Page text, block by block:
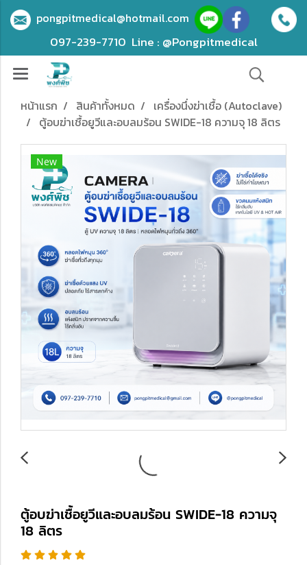
pongpitmedical@hotmail.com
097-239-7710 Line : @Pongpitmedical
หน้าแรก สินค้าทั้งหมด
เครื่องนึ่งฆ่าเชื้อ (Autoclave)
ตู้อบฆ่าเชื้อยูวีและอบลมร้อน SWIDE-18 ความจุ 18 ลิตร
New
ตู้อบฆ่าเชื้อยูวีและอบลมร้อน SWIDE-18 ความจุ
18 ลิตร